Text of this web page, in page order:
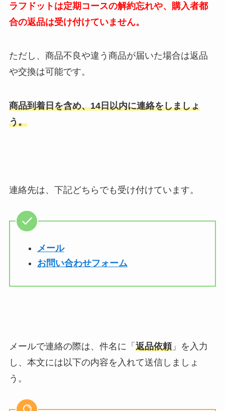
ラフドットは定期コースの解約忘れや、購入者都
合の返品は受け付けていません。
ただし、商品不良や違う商品が届いた場合は返品
や交換は可能です。
商品到着日を含め、14日以内に連絡をしましょ
う。
連絡先は、下記どちらでも受け付けています。
メール
お問い合わせフォーム
メールで連絡の際は、件名に「 返品依頼」を入力
し、 本文には以下の内容を入れて送信しましょ
う。